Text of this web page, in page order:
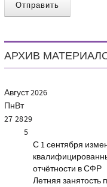
Отправить
АРХИВ
Август2026
ПнВт
27 2829
5
С 1 сентября
отчётности в СФР
Летняя занятость